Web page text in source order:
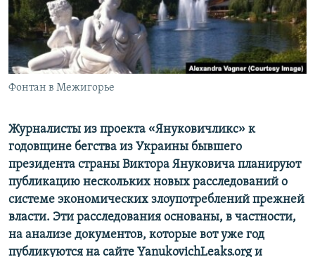
ПОБЕДИТЕЛЕЙ НЕ СУДЯТ?
КРЫМ.НЕПОКОРЕННЫЙ
ELIFBE
УКРАИНСКАЯ ПРОБЛЕМА КРЫМА
ПРИСОЕДИНЯЙТЕСЬ!
Фонтан в Межигорье
Журналисты из проекта «Януковичликс» к
годовщине бегства из Украины бывшего
президента страны Виктора Януковича планируют
публикацию нескольких новых расследований о
системе экономических злоупотреблений прежней
власти. Эти расследования основаны, в частности,
на анализе документов, которые вот уже год
публикуются на сайте YanukovichLeaks.org и